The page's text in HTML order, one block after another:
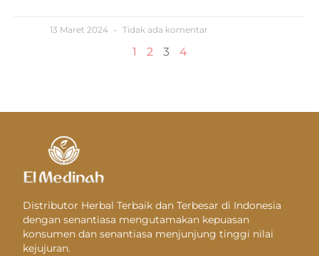
13 Maret 2024 Tidak ada komentar
1 2 3 4
Distributor Herbal Terbaik dan Terbesar di Indonesia
dengan senantiasa mengutamakan kepuasan
konsumen dan senantiasa menjunjung tinggi nilai
kejujuran.